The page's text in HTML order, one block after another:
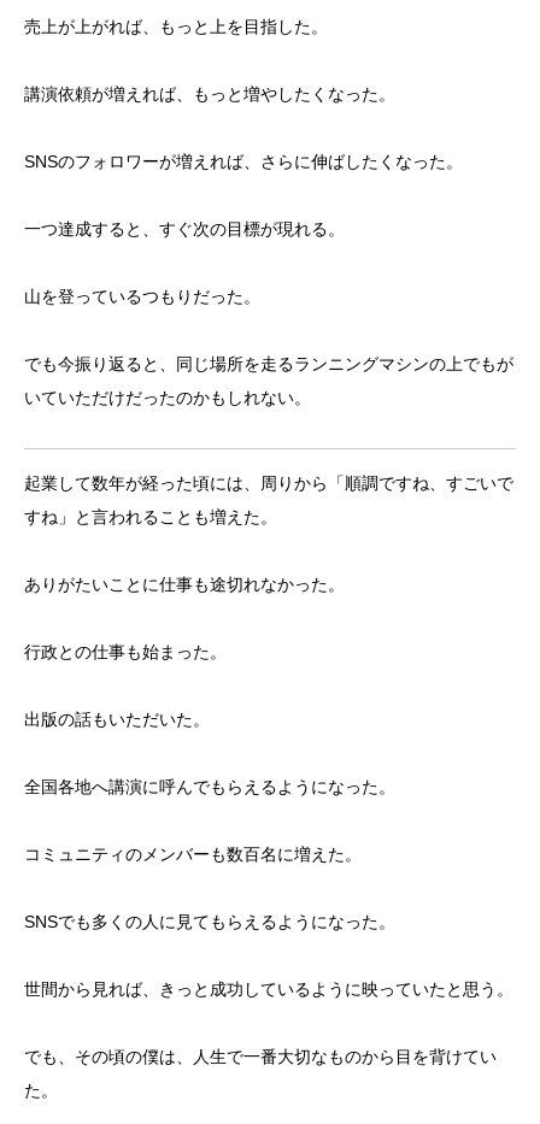
売上が上がれば、もっと上を目指した。
講演依頼が増えれば、もっと増やしたくなった。
SNSのフォロワーが増えれば、さらに伸ばしたくなった。
一つ達成すると、すぐ次の目標が現れる。
山を登っているつもりだった。
でも今振り返ると、同じ場所を走るランニングマシンの上でもが
いていただけだったのかもしれない。
起業して数年が経った頃には、周りから「順調ですね、すごいで
すね」と言われることも増えた。
ありがたいことに仕事も途切れなかった。
行政との仕事も始まった。
出版の話もいただいた。
全国各地へ講演に呼んでもらえるようになった。
コミュニティのメンバーも数百名に増えた。
SNSでも多くの人に見てもらえるようになった。
世間から見れば、きっと成功しているように映っていたと思う。
でも、その頃の僕は、人生で一番大切なものから目を背けてい
た。